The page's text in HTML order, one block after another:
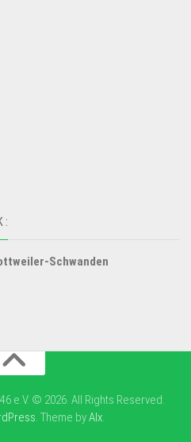
:
Schwanden
e.V. © 2026. All Rights Reserved.
. Theme byAlx